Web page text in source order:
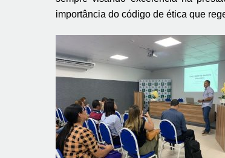
importância do código de ética que